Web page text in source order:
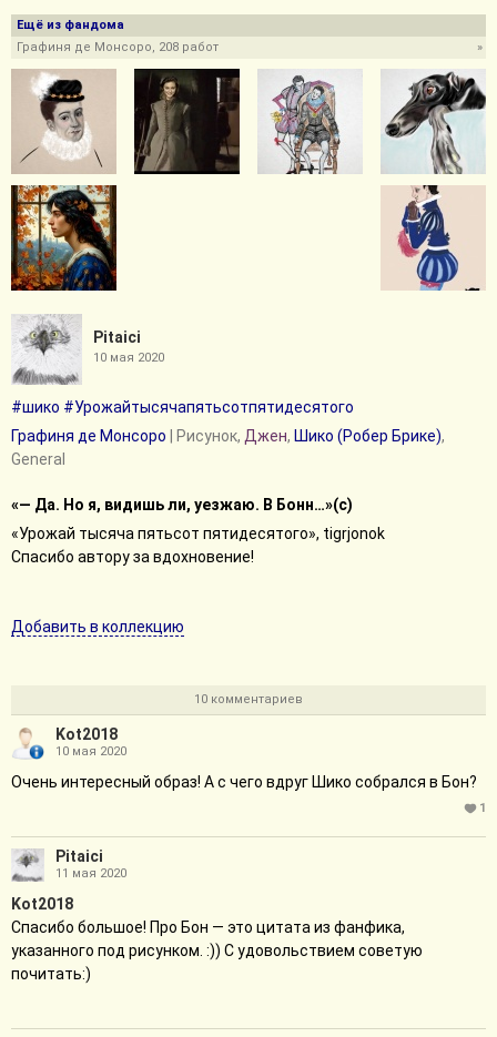
Pitaici
10 мая 2020
#шико #Урожайтысячапятьсотпятидесятого
Графиня де Монсоро | Рисунок, Джен, Шико (Робер Брике),
General
«— Да. Но я, видишь ли, уезжаю. В Бонн…»(с)
«Урожай тысяча пятьсот пятидесятого», tigrjonok
Спасибо автору за вдохновение!
Добавить в коллекцию
10 комментариев
Kot2018
10 мая 2020
Очень интересный образ! А с чего вдруг Шико собрался в Бон?
1
Pitaici
11 мая 2020
Kot2018
Спасибо большое! Про Бон — это цитата из фанфика,
указанного под рисунком. :)) С удовольствием советую
почитать:)
Ещё из фандома
»
Графиня де Монсоро, 208 работ